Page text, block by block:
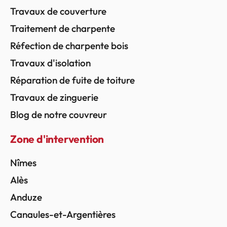
Travaux de couverture
Traitement de charpente
Réfection de charpente bois
Travaux d'isolation
Réparation de fuite de toiture
Travaux de zinguerie
Blog de notre couvreur
Zone d'intervention
Nîmes
Alès
Anduze
Canaules-et-Argentières